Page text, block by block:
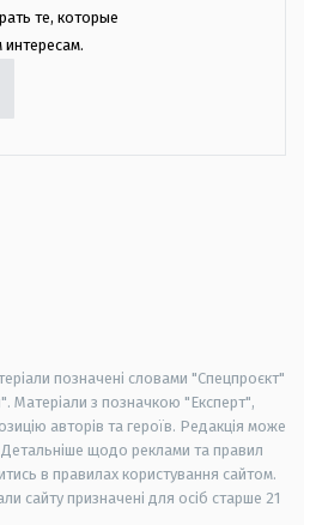
те, которые
позначені словами "Спецпроєкт"
Матеріали з позначкою "Експерт",
авторів та героїв. Редакція може
Детальніше щодо реклами та правил
в правилах користування сайтом.
сайту призначені для осіб старше 21